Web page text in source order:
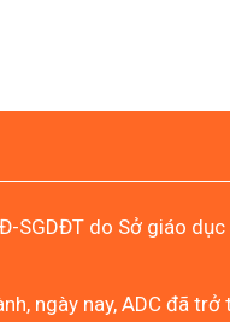
SGDĐT do Sở giáo dục
ngày nay, ADC đã